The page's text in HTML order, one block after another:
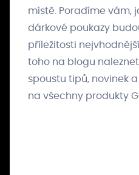
místě. Poradíme vám,
dárkové poukazy
příležitosti
toho na blogu
spoustu tipů, novinek
na všechny produkty